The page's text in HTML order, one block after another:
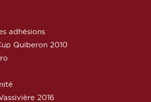
adhésions
Quiberon 2010
2016